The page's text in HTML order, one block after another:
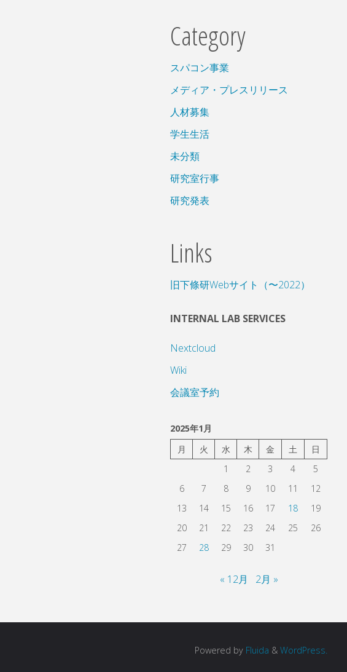
Category
スパコン事業
メディア・プレスリリース
人材募集
学生生活
未分類
研究室行事
研究発表
Links
旧下條研Webサイト（〜2022）
INTERNAL LAB SERVICES
Nextcloud
Wiki
会議室予約
2025年1月
月
火 水 木 金 土
日
1
2 3 4
5
6
7 8 9 10 11
12
13
14 15 16 17 18
19
20
21 22 23 24 25
26
27
28 29 30 31
« 12月 2月 »
Powered by Fluida & WordPress.